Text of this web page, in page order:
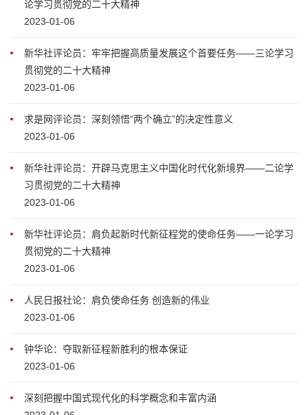
论学习贯彻党的二十大精神
2023-01-06
新华社评论员：牢牢把握高质量发展这个首要任务——三论学习
贯彻党的二十大精神
2023-01-06
求是网评论员：深刻领悟“两个确立”的决定性意义
2023-01-06
新华社评论员：开辟马克思主义中国化时代化新境界——二论学
习贯彻党的二十大精神
2023-01-06
新华社评论员：肩负起新时代新征程党的使命任务——一论学习
贯彻党的二十大精神
2023-01-06
人民日报社论：肩负使命任务 创造新的伟业
2023-01-06
钟华论：夺取新征程新胜利的根本保证
2023-01-06
深刻把握中国式现代化的科学概念和丰富内涵